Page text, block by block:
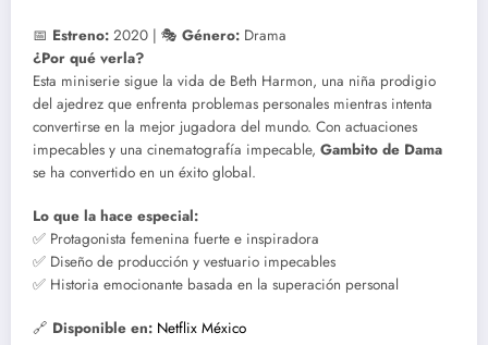
📅 Estreno: 2020 | 🎭 Género: Drama
¿Por qué verla?
Esta miniserie sigue la vida de Beth Harmon, una niña prodigio
del ajedrez que enfrenta problemas personales mientras intenta
convertirse en la mejor jugadora del mundo. Con actuaciones
impecables y una cinematografía impecable, Gambito de Dama
se ha convertido en un éxito global.
Lo que la hace especial:
✅ Protagonista femenina fuerte e inspiradora
✅ Diseño de producción y vestuario impecables
✅ Historia emocionante basada en la superación personal
🔗 Disponible en: Netflix México